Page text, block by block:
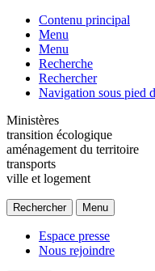
Contenu principal
Menu
Menu
Recherche
Rechercher
Navigation sous pied
Ministères
transition écologique
aménagement du territoire
transports
ville et logement
Rechercher Menu
Espace presse
Nous rejoindre